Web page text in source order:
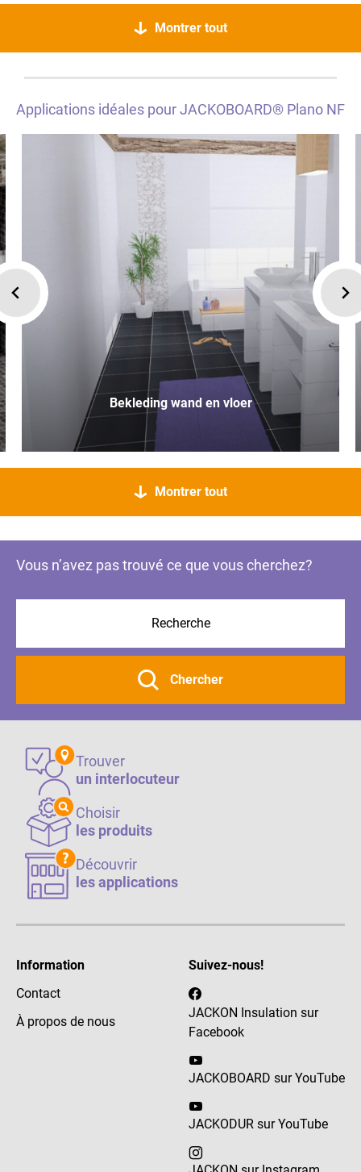
Montrer tout
Applications idéales pour JACKOBOARD® Plano NF
Bekleding wand en vloer
Montrer tout
Vous n’avez pas trouvé ce que vous cherchez?
Chercher
Trouver
un interlocuteur
Choisir
les produits
Découvrir
les applications
Information
Contact
À propos de nous
Suivez-nous!
JACKON Insulation sur
Facebook
JACKOBOARD sur YouTube
JACKODUR sur YouTube